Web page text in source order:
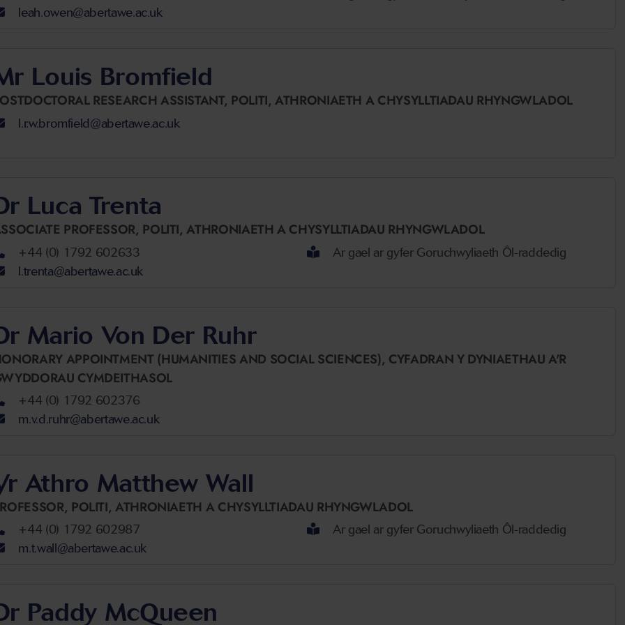
leah.owen@abertawe.ac.uk
Louis Bromfield
RESEARCH ASSISTANT, POLITI, ATHRONIAETH A CHYSYLLTIADAU RHYNGWLADOL
l.r.w.bromfield@abertawe.ac.uk
Luca Trenta
PROFESSOR, POLITI, ATHRONIAETH A CHYSYLLTIADAU RHYNGWLADOL
+44 (0) 1792 602633
l.trenta@abertawe.ac.uk
Ar gael ar gyfer Goruchwyliaeth Ôl-raddedig
Mario Von Der Ruhr
APPOINTMENT (HUMANITIES AND SOCIAL SCIENCES), CYFADRAN Y DYNIAETHAU A'R
CYMDEITHASOL
+44 (0) 1792 602376
m.v.d.ruhr@abertawe.ac.uk
Athro Matthew Wall
POLITI, ATHRONIAETH A CHYSYLLTIADAU RHYNGWLADOL
+44 (0) 1792 602987
m.t.wall@abertawe.ac.uk
Ar gael ar gyfer Goruchwyliaeth Ôl-raddedig
Paddy McQueen